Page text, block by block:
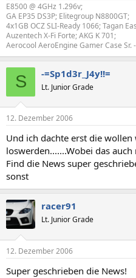
E8500 @ 4GHz 1.296v;
GA EP35 DS3P; Elitegroup N8800GT;
4x1GB OCZ SLI-Ready 1066; Tagan
Auzentech X-Fi Forte; AKG K 701;
Aerocool AeroEngine Gamer Case Sr.
S -=Sp1d3r_J4y!!=
Lt. Junior Grade
12. Dezember 2006
Und ich dachte erst die
loswerden.......Wobei das
Find die News super
sonst
racer91
Lt. Junior Grade
12. Dezember 2006
Super geschrieben die News!